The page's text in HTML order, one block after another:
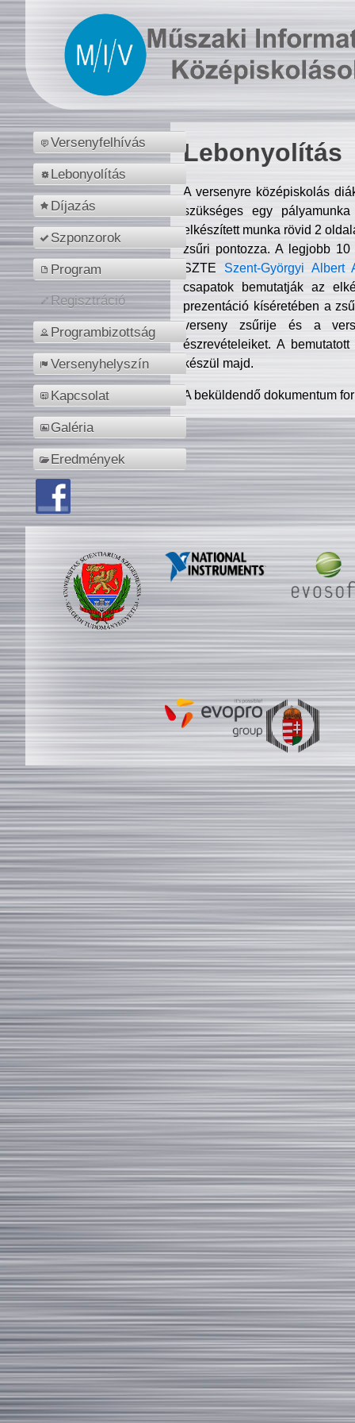
Versenyfelhívás
Lebonyolítás
Díjazás
Szponzorok
Program
Regisztráció
Programbizottság
Versenyhelyszín
Kapcsolat
Galéria
Eredmények
Lebonyolítás
A versenyre középiskolás
szükséges egy
elkészített munka rövid 2
zsűri pontozza. A legjobb
SZTE Szent-Györgyi Albert
csapatok bemutatják az
prezentáció kíséretében a
verseny zsűrije és a
észrevételeiket. A
készül majd.
A beküldendő dokumentum